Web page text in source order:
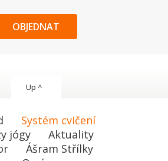
OBJEDNAT
Up ^
Systém cvičení
jógy
Aktuality
Ášram Střílky